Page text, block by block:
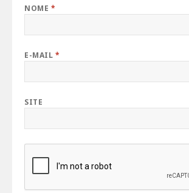
NOME *
E-MAIL *
SITE